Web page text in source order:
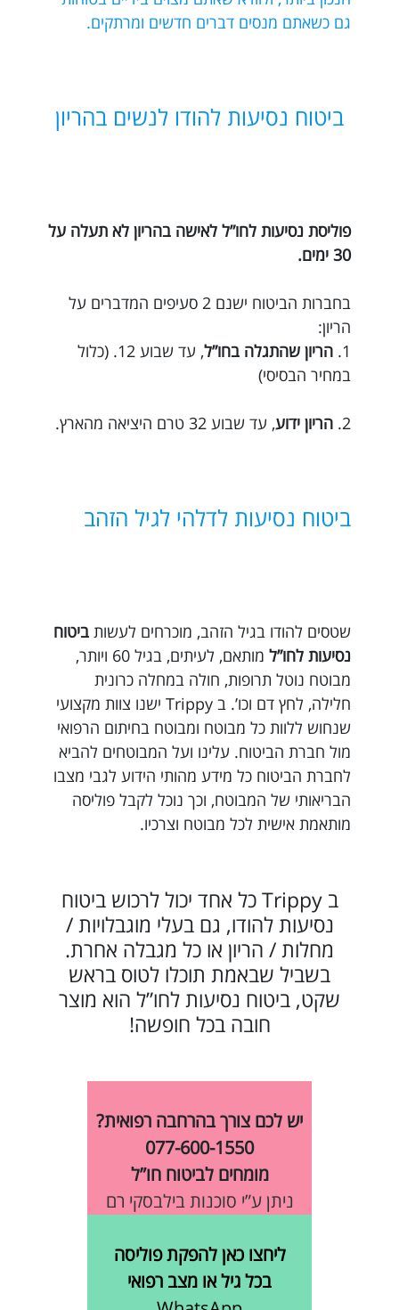
גם כשאתם מנסים דברים חדשים ומרתקים.
ביטוח נסיעות להודו לנשים בהריון
פוליסת נסיעות לחו”ל לאישה בהריון לא תעלה על
30 ימים.
בחברות הביטוח ישנם 2 סעיפים המדברים על
הריון:
1. הריון שהתגלה בחו”ל
, עד שבוע 12. (כלול
במחיר הבסיסי)
2. הריון ידוע, עד שבוע 32 טרם היציאה מהארץ.
ביטוח נסיעות לדלהי לגיל הזהב
שטסים להודו בגיל הזהב, מוכרחים לעשות ביטוח
נסיעות לחו”ל
מותאם, לעיתים, בגיל 60 ויותר,
מבוטח נוטל תרופות, חולה במחלה כרונית
חלילה, לחץ דם וכו’. ב Trippy ישנו צוות מקצועי
שנחוש ללוות כל מבוטח ומבוטח בחיתום הרפואי
מול חברת הביטוח. עלינו ועל המבוטחים להביא
לחברת הביטוח כל מידע מהותי הידוע לגבי מצבו
הבריאותי של המבוטח, וכך נוכל לקבל פוליסה
מותאמת אישית לכל מבוטח וצרכיו.
ב Trippy כל אחד יכול לרכוש ביטוח
נסיעות להודו, גם בעלי מוגבלויות /
מחלות / הריון או כל מגבלה אחרת.
בשביל שבאמת תוכלו לטוס בראש
שקט, ביטוח נסיעות לחו”ל הוא מוצר
חובה בכל חופשה!
יש לכם צורך בהרחבה רפואית?
077-600-1550
מומחים לביטוח חו”ל
ניתן ע”י סוכנות בילבסקי רם
ליחצו כאן להפקת פוליסה
בכל גיל או מצב רפואי